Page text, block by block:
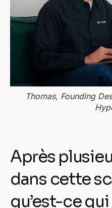
Thomas, Founding
Après
dans cette
qu’est-ce qui